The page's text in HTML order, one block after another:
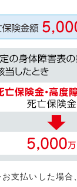
支払いした場合